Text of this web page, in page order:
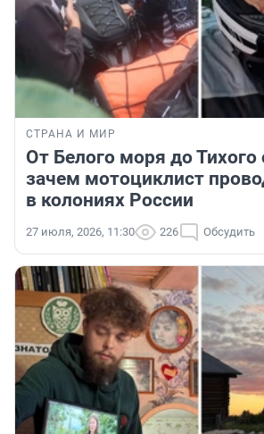
СТРАНА И МИР
От Белого моря до Тихого
зачем мотоциклист
в колониях России
27 июля, 2026, 11:30 226 Обсудить